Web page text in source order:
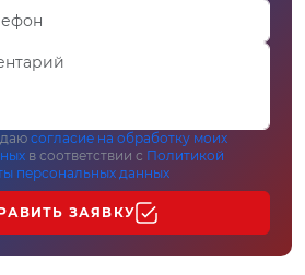
согласие на обработку моих
в соответствии с Политикой
персональных данных
ЗАЯВКУ